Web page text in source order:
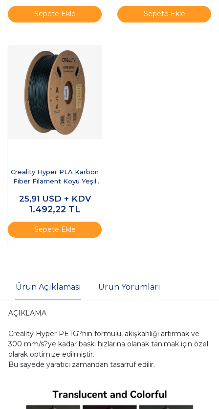
Sepete Ekle Sepete Ekle
Creality Hyper PLA Karbon
Fiber Filament Koyu Yeşil
25,91 USD + KDV
1.492,22 TL
Sepete Ekle
Ürün Açıklaması Ürün Yorumları
AÇIKLAMA
Creality Hyper PETG?nin formülü, akışkanlığı artırmak ve
300 mm/s?ye kadar baskı hızlarına olanak tanımak için özel
olarak optimize edilmiştir.
Bu sayede yaratıcı zamandan tasarruf edilir.